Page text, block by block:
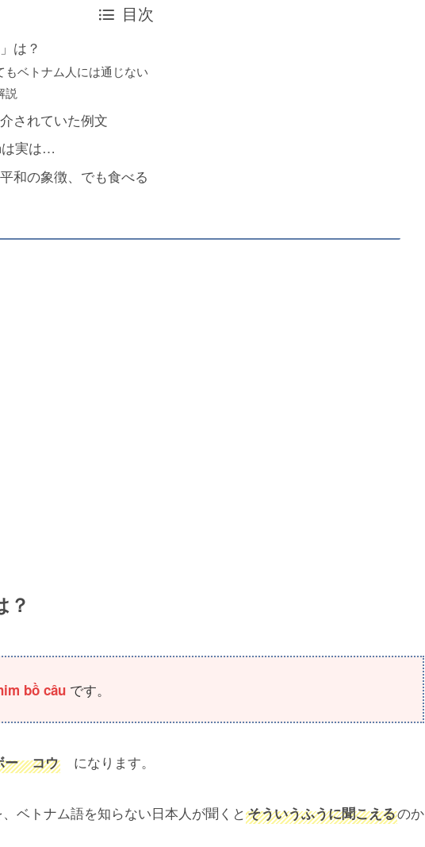
目次
は？
もベトナム人には通じない
説
されていた例文
は実は…
和の象徴、でも食べる
？
bồ câuです。
ー コウ になります。
ベトナム語を知らない日本人が聞くと そういうふうに聞こえるのか